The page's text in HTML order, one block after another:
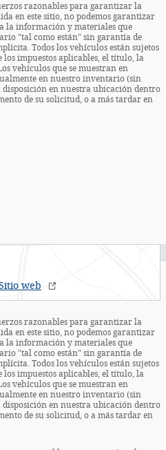
razonables para garantizar la
en este sitio, no podemos garantizar
la información y materiales que
"tal como están" sin garantía de
Todos los vehículos están sujetos
impuestos aplicables, el título, la
vehículos que se muestran en
en nuestro inventario (sin
disposición en nuestra ubicación dentro
de su solicitud, o a más tardar en
web
razonables para garantizar la
en este sitio, no podemos garantizar
la información y materiales que
"tal como están" sin garantía de
Todos los vehículos están sujetos
impuestos aplicables, el título, la
vehículos que se muestran en
en nuestro inventario (sin
disposición en nuestra ubicación dentro
de su solicitud, o a más tardar en